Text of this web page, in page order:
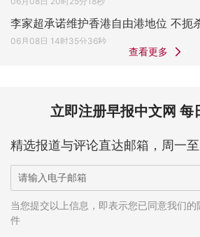
李家超承诺维护香港自由港地位 不扼
06月08日 14时35分36秒
查看更多
立即注册早报中文网 每
精选报道与评论直达邮箱，周一至
当您提交以上信息，即表示您已同意我们
件